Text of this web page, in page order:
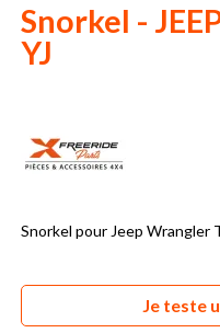
Snorkel -
YJ
Snorkel pour Jeep Wrangler
Je teste